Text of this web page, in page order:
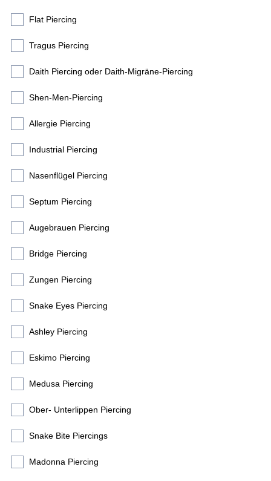
Flat Piercing
Tragus Piercing
Daith Piercing oder Daith-Migräne-Piercing
Shen-Men-Piercing
Allergie Piercing
Industrial Piercing
Nasenflügel Piercing
Septum Piercing
Augebrauen Piercing
Bridge Piercing
Zungen Piercing
Snake Eyes Piercing
Ashley Piercing
Eskimo Piercing
Medusa Piercing
Ober- Unterlippen Piercing
Snake Bite Piercings
Madonna Piercing